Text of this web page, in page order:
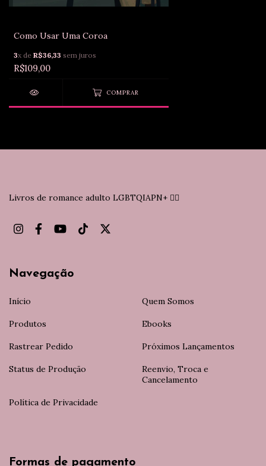
Como Usar Uma Coroa
3x de R$36,33 sem juros
R$109,00
COMPRAR
Livros de romance adulto LGBTQIAPN+ 🏳️‍🌈
Navegação
Início Quem Somos
Produtos Ebooks
Rastrear Pedido Próximos Lançamentos
Status de Produção
Reenvio, Troca e
Cancelamento
Política de Privacidade
Formas de pagamento